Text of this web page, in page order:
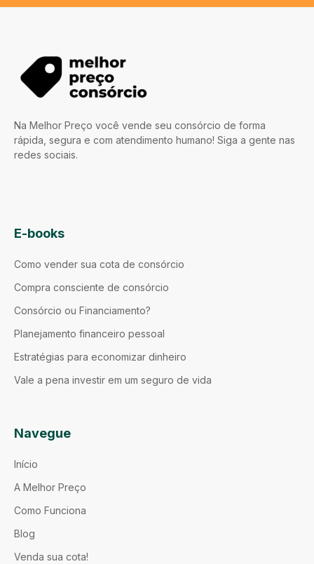
Na Melhor Preço você vende seu consórcio de forma
rápida, segura e com atendimento humano! Siga a gente nas
redes sociais.
E-books
Como vender sua cota de consórcio
Compra consciente de consórcio
Consórcio ou Financiamento?
Planejamento financeiro pessoal
Estratégias para economizar dinheiro
Vale a pena investir em um seguro de vida
Navegue
Início
A Melhor Preço
Como Funciona
Blog
Venda sua cota!